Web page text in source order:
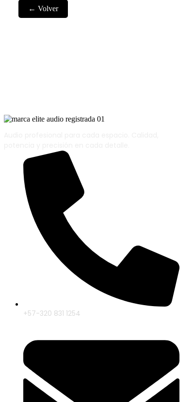
← Volver
+57-320 831 1254